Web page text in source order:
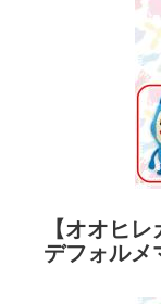
【オオヒ
デフォルメ